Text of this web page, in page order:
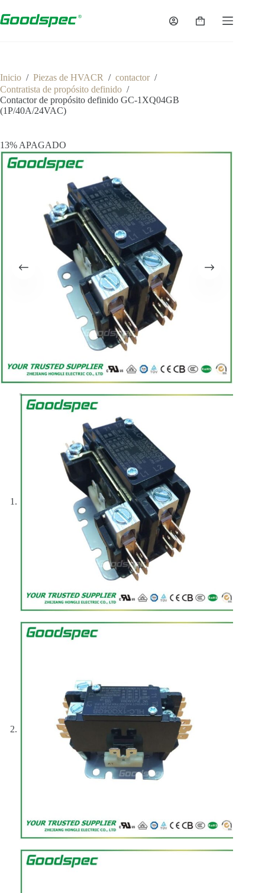
Inicio / Piezas de HVACR / contactor /
Contratista de propósito definido /
Contactor de propósito definido GC-1XQ04GB
(1P/40A/24VAC)
13% APAGADO